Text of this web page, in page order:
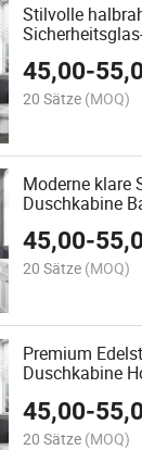
Stilvolle
Schiebetür
45,00-
20 Sätze (MOQ)
Moderne klare
Duschkabine
45,00-
20 Sätze (MOQ)
Premium
Duschkabine
45,00-
20 Sätze (MOQ)